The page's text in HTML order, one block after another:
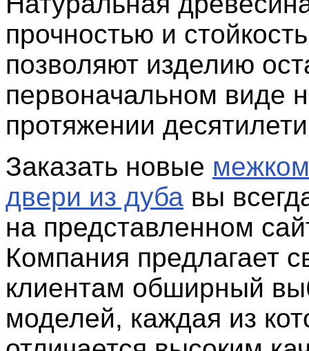
прочностью и
позволяют изделию
первоначальном виде
протяжении
Заказать новые
двери из дуба вы
на представленном
Компания предлагает
клиентам обширный
моделей, каждая из